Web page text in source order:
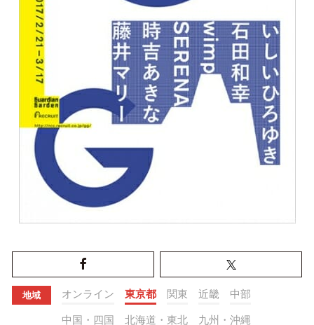
地域 オンライン 東京都 関東 近畿 中部
中国・四国 北海道・東北 九州・沖縄